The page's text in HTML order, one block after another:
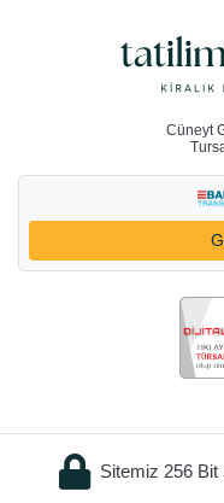
Cüneyt
Sitemiz 256 Bit